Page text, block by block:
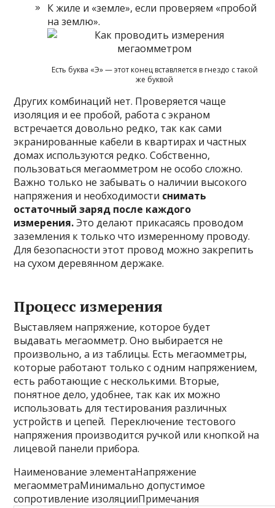
К жиле и «земле», если проверяем «пробой
на землю».
Есть буква «Э» — этот конец вставляется в гнездо с такой
же буквой
Других комбинаций нет. Проверяется чаще
изоляция и ее пробой, работа с экраном
встречается довольно редко, так как сами
экранированные кабели в квартирах и частных
домах используются редко. Собственно,
пользоваться мегаомметром не особо сложно.
Важно только не забывать о наличии высокого
напряжения и необходимости снимать
остаточный заряд после каждого
измерения.Это делают прикасаясь проводом
заземления к только что измеренному проводу.
Для безопасности этот провод можно закрепить
на сухом деревянном держаке.
Процесс измерения
Выставляем напряжение, которое будет
выдавать мегаомметр. Оно выбирается не
произвольно, а из таблицы. Есть мегаомметры,
которые работают только с одним напряжением,
есть работающие с несколькими. Вторые,
понятное дело, удобнее, так как их можно
использовать для тестирования различных
устройств и цепей. Переключение тестового
напряжения производится ручкой или кнопкой на
лицевой панели прибора.
Наименование элементаНапряжение
мегаомметраМинимально допустимое
сопротивление изоляцииПримечания